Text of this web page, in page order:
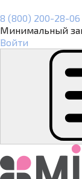
8 (800) 200-28-06
Минимальный
Войти